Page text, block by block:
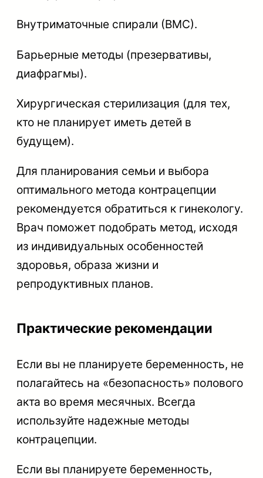
Внутриматочные спирали (ВМС).
Барьерные методы (презервативы,
диафрагмы).
Хирургическая стерилизация (для тех,
кто не планирует иметь детей в
будущем).
Для планирования семьи и выбора
оптимального метода контрацепции
рекомендуется обратиться к гинекологу.
Врач поможет подобрать метод, исходя
из индивидуальных особенностей
здоровья, образа жизни и
репродуктивных планов.
Практические рекомендации
Если вы не планируете беременность, не
полагайтесь на «безопасность» полового
акта во время месячных. Всегда
используйте надежные методы
контрацепции.
Если вы планируете беременность,